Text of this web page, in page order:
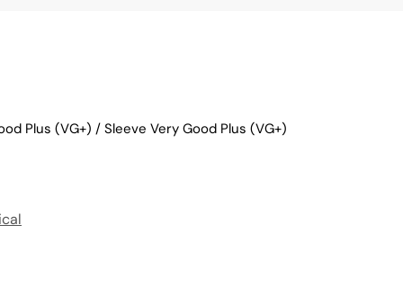
Plus (VG+) / Sleeve Very Good Plus (VG+)